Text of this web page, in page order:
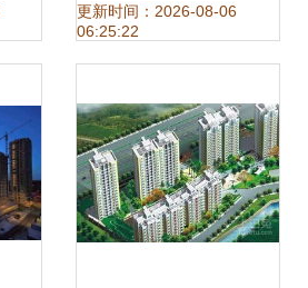
在房地产转型期的
更新时间：2026-08-06
06:25:22